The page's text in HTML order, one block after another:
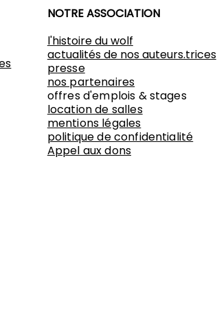
NOTRE ASSOCIATION
l'histoire du wolf
actualités de nos auteurs.trices
presse
nos partenaires
offres d'emplois & stages
location de salles
mentions légales
politique de confidentialité
Appel aux dons